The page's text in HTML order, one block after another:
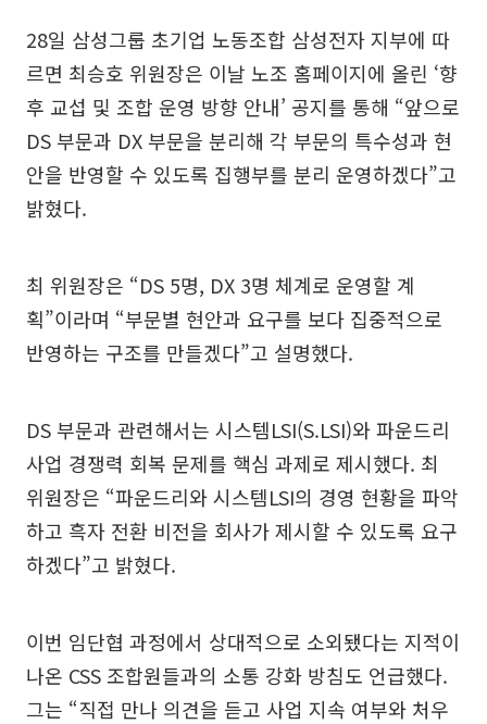
28일 삼성그룹 초기업 노동조합 삼성전자 지부에 따
르면 최승호 위원장은 이날 노조 홈페이지에 올린 ‘향
후 교섭 및 조합 운영 방향 안내’ 공지를 통해 “앞으로
DS 부문과 DX 부문을 분리해 각 부문의 특수성과 현
안을 반영할 수 있도록 집행부를 분리 운영하겠다”고
밝혔다.
최 위원장은 “DS 5명, DX 3명 체계로 운영할 계
획”이라며 “부문별 현안과 요구를 보다 집중적으로
반영하는 구조를 만들겠다”고 설명했다.
DS 부문과 관련해서는 시스템LSI(S.LSI)와 파운드리
사업 경쟁력 회복 문제를 핵심 과제로 제시했다. 최
위원장은 “파운드리와 시스템LSI의 경영 현황을 파악
하고 흑자 전환 비전을 회사가 제시할 수 있도록 요구
하겠다”고 밝혔다.
이번 임단협 과정에서 상대적으로 소외됐다는 지적이
나온 CSS 조합원들과의 소통 강화 방침도 언급했다.
그는 “직접 만나 의견을 듣고 사업 지속 여부와 처우